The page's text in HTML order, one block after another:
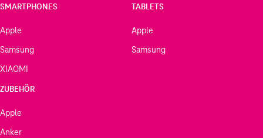
SMARTPHONES
Apple
Samsung
XIAOMI
TABLETS
Apple
Samsung
ZUBEHÖR
Apple
Anker